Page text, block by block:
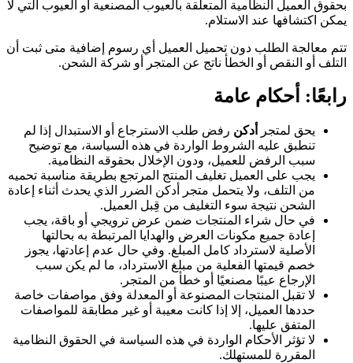
بحقوق العميل النظامية المتعلقة بالعيوب المصنعية أو العيوب التي لا
يمكن اكتشافها عند الاستلام.
تتم معالجة الطلب دون تحميل العميل أي رسوم إضافية متى ثبت أن
التلف أو النقص أو الخطأ ناتج عن المتجر أو شركة الشحن.
رابعًا: أحكام عامة
يحق لمتجر أدكن رفض طلب الاسترجاع أو الاستبدال إذا لم
تنطبق عليه الشروط الواردة في هذه السياسة، مع توضيح
سبب الرفض للعميل، ودون الإخلال بحقوقه النظامية.
يجب على العميل تغليف المنتج المرتجع بطريقة مناسبة تحميه
من التلف، ولا يتحمل متجر أدكن الضرر الذي يحدث أثناء إعادة
الشحن نتيجة سوء التغليف من قِبل العميل.
في حال شراء المنتجات ضمن عرض ترويجي أو باقة، يجب
إعادة جميع مكونات العرض والهدايا المرتبطة به بحالتها
الأصلية لاسترداد كامل المبلغ. وفي حال عدم إعادتها، يجوز
خصم قيمتها الفعلية من مبلغ الاسترداد، ما لم يكن سبب
الإرجاع عيبًا مصنعيًا أو خطأ من المتجر.
لا تقبل المنتجات المصنوعة أو المعدلة وفق مواصفات خاصة
حددها العميل، إلا إذا كانت معيبة أو غير مطابقة للمواصفات
المتفق عليها.
لا تؤثر الأحكام الواردة في هذه السياسة في الحقوق النظامية
المقررة للمستهلك.